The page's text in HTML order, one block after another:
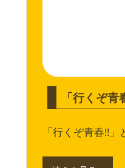
「行くぞ
「行くぞ青春!!